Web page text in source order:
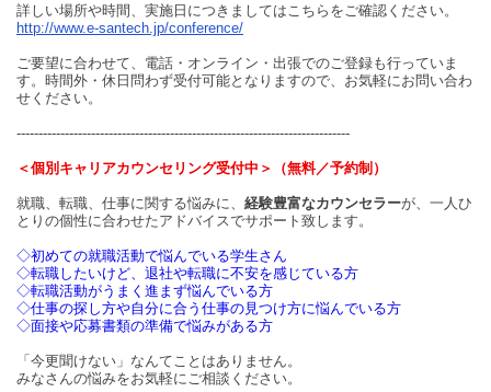
詳しい場所や時間、実施日につきましてはこちらをご確認ください。
http://www.e-santech.jp/conference/
ご要望に合わせて、電話・オンライン・出張でのご登録も行っていま
す。時間外・休日問わず受付可能となりますので、お気軽にお問い合わ
せください。
----------------------------------------------------------------------------
＜個別キャリアカウンセリング受付中＞（無料／予約制）
就職、転職、仕事に関する悩みに、 経験豊富なカウンセラーが、一人ひ
とりの個性に合わせたアドバイスでサポート致します。
◇初めての就職活動で悩んでいる学生さん
◇転職したいけど、退社や転職に不安を感じている方
◇転職活動がうまく進まず悩んでいる方
◇仕事の探し方や自分に合う仕事の見つけ方に悩んでいる方
◇面接や応募書類の準備で悩みがある方
「今更聞けない」なんてことはありません。
みなさんの悩みをお気軽にご相談ください。